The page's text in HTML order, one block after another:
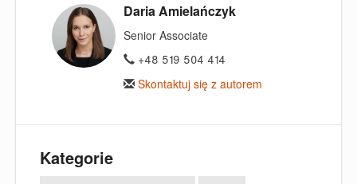
Daria Amielańczyk
Senior Associate
+48 519 504 414
Skontaktuj się z autorem
Kategorie